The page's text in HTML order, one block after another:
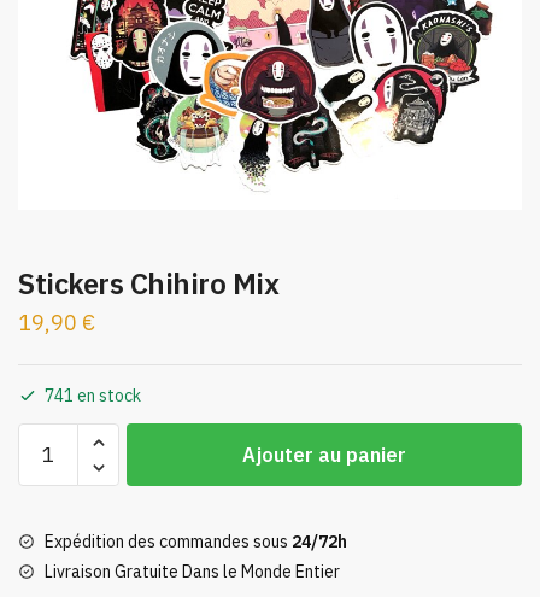
Stickers Chihiro Mix
19,90 €
741 en stock
Mix
Ajouter au panier
Expédition des commandes sous 24/72h
Livraison Gratuite Dans le Monde Entier